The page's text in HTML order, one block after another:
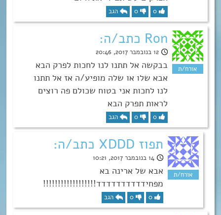
0
0 הגב
Ron כתב/ה:
12 בנובמבר 2017, 20:46
בבקשה אל תתנו לנו לחכות לפרק הבא
אבא שלו או שלה מופיע/ה אז אל תתנו
לנו לחכות אני בטוח שכולם פה רוצים
לראות תפרק הבא
0
0 הגב
תפוז XDDD כתב/ה:
14 בנובמבר 2017, 10:21
אבא של ארינה בא
מפחידדדדדדדדדד!!!!!!!!!!!!!!!!!!
0
0 הגב